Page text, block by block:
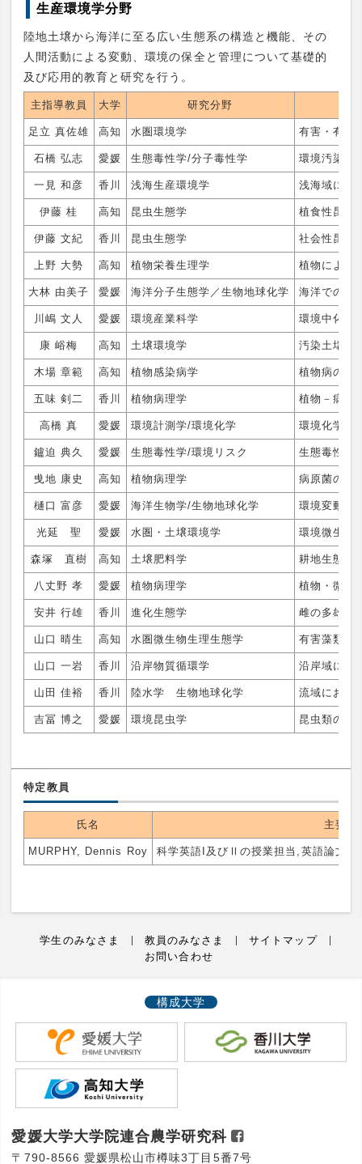
生産環境学分野
陸地土壌から海洋に至る広い生態系の構造と機能、その
人間活動による変動、環境の保全と管理について基礎的
及び応用的教育と研究を行う。
主指導教員 大学 研究分野
足立 真佐雄 高知 水圏環境学 有害・有毒
石橋 弘志 愛媛 生態毒性学/分子毒性学 環境汚染物
一見 和彦 香川 浅海生産環境学 浅海域にお
伊藤 桂 高知 昆虫生態学 植食性昆虫
伊藤 文紀 香川 昆虫生態学 社会性昆虫
上野 大勢 高知 植物栄養生理学 植物による
大林 由美子 愛媛 海洋分子生態学／生物地球化学 海洋での物
川嶋 文人 愛媛 環境産業科学 環境中化学
康 峪梅 高知 土壌環境学 汚染土壌、
木場 章範 高知 植物感染病学 植物病の発
五味 剣二 香川 植物病理学 植物－病原
高橋 真 愛媛 環境計測学/環境化学 環境化学物
鑪迫 典久 愛媛 生態毒性学/環境リスク 生態毒性/
曵地 康史 高知 植物病理学 病原菌の病
樋口 富彦 愛媛 海洋生物学/生物地球化学 環境変動に
光延 聖 愛媛 水圏・土壌環境学 環境微生物
森塚 直樹 高知 土壌肥料学 耕地生態系
八丈野 孝 愛媛 植物病理学 植物・微生
安井 行雄 香川 進化生態学 雌の多雄交
山口 晴生 高知 水圏微生物生理生態学 有害藻類に
山口 一岩 香川 沿岸物質循環学 沿岸域にお
山田 佳裕 香川 陸水学 生物地球化学 流域におけ
吉冨 博之 愛媛 環境昆虫学 昆虫類の系
特定教員
氏名 主要業
MURPHY, Dennis Roy 科学英語I及びⅡの授業担当,英語論文の
学生のみなさま 教員のみなさま
サイトマップ
お問い合わせ
構成大学
愛媛大学大学院連合農学研究科
〒790-8566 愛媛県松山市樽味3丁目5番7号